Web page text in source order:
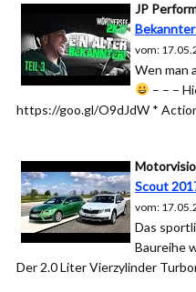
JP
vom:
Wen man
– – –
https://goo.gl/O9dJdW *
Scout
vom:
Das
Baureihe
Der 2.0 Liter Vierzylinder